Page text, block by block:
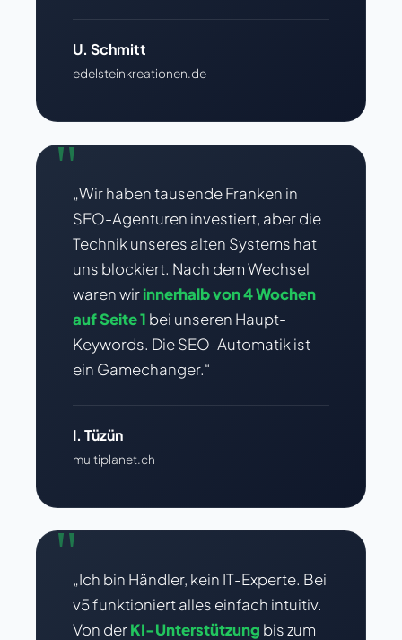
U. Schmitt
edelsteinkreationen.de
"„Wir haben tausende Franken in
SEO-Agenturen investiert, aber die
Technik unseres alten Systems hat
uns blockiert. Nach dem Wechsel
waren wirinnerhalb von 4 Wochen
auf Seite 1 bei unseren Haupt-
Keywords. Die SEO-Automatik ist
ein Gamechanger.“
I. Tüzün
multiplanet.ch
"„Ich bin Händler, kein IT-Experte. Bei
v5 funktioniert alles einfach intuitiv.
Von derKI-Unterstützung bis zum